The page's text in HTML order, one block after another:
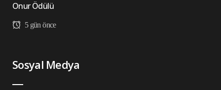
Onur Ödülü
5 gün önce
Sosyal Medya